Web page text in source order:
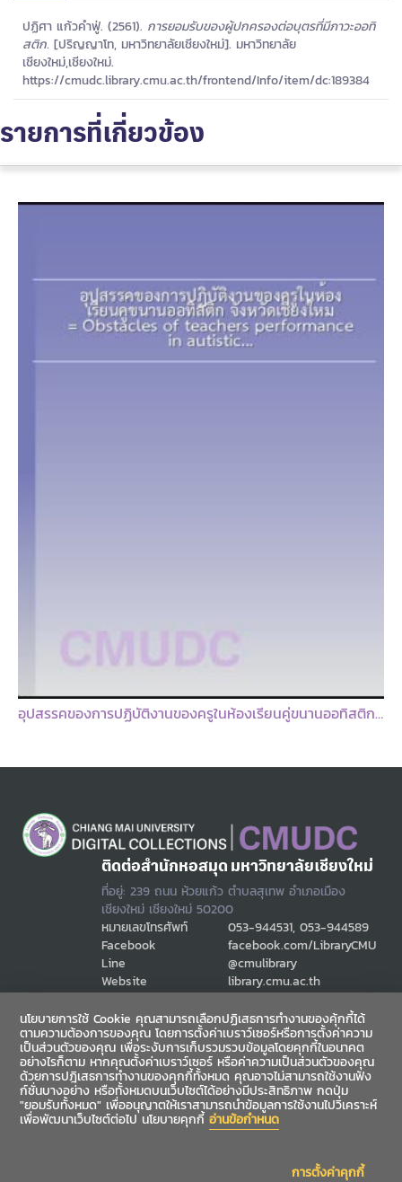
ปฏิศา แก้วคำฟู่. (2561). การยอมรับของผู้ปกครองต่อบุตรที่มีภาวะออทิ
สติก. [ปริญญาโท, มหาวิทยาลัยเชียงใหม่]. มหาวิทยาลัย
เชียงใหม่,เชียงใหม่.
https://cmudc.library.cmu.ac.th/frontend/Info/item/dc:189384
รายการที่เกี่ยวข้อง
ศึกษาและพัฒนารูปแบบการให้บริการฟื้นฟูบุคคลออทิสติกโดยการมีส่วนร่วมของผู้ปกครอง ตำบลรอบเวียง อำเภอเมือง จังหวัดเชียงราย : รายงานวิจัยเพื่อท้องถิ่นฉบับสมบูรณ์ / ปิยะนุช ชัชวรัตน์ และคณะ
ติดต่อสำนักหอสมุด มหาวิทยาลัยเชียงใหม่
ที่อยู่: 239 ถนน ห้วยแก้ว ตำบลสุเทพ อำเภอเมือง
เชียงใหม่ เชียงใหม่ 50200
หมายเลขโทรศัพท์ 053-944531, 053-944589
Facebook
facebook.com/LibraryCMU
Line
@cmulibrary
Website
library.cmu.ac.th
ช่องทางสื่อสาร
นโยบายการใช้ Cookie คุณสามารถเลือกปฏิเสธการทำงานของคุ้กกี้ได้
ตามความต้องการของคุณ โดยการตั้งค่าเบราว์เซอร์หรือการตั้งค่าความ
เป็นส่วนตัวของคุณ เพื่อระงับการเก็บรวมรวบข้อมูลโดยคุกกี้ในอนาคต
อย่างไรก็ตาม หากคุณตั้งค่าเบราว์เซอร์ หรือค่าความเป็นส่วนตัวของคุณ
ด้วยการปฎิเสธการทำงานของคุกกี้ทั้งหมด คุณอาจไม่สามารถใช้งานฟัง
ก์ชั่นบางอย่าง หรือทั้งหมดบนเว็บไซต์ได้อย่างมีประสิทธิภาพ กดปุ่ม
"ยอมรับทั้งหมด" เพื่ออนุญาตให้เราสามารถนำข้อมูลการใช้งานไปวิเคราะห์
เพื่อพัฒนาเว็บไซต์ต่อไป นโยบายคุกกี้อ่านข้อกำหนด
การตั้งค่าคุกกี้